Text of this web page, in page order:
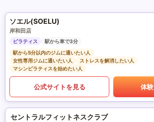
ソエル(SOELU)
岸和田店
ピラティス
駅から車で3分
駅から5分以内のジムに通いたい人
女性専用ジムに通いたい人
ストレスを解消したい人
マシンピラティスを始めたい人
公式サイトを見る 体
セントラルフィットネスクラブ